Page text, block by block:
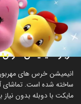
ساخت آمریکا سال 2007
انیمیشن
خانوادگی
درباره انیمیشن
مایکت با دوبله بدون نیاز